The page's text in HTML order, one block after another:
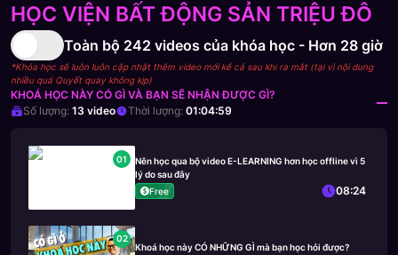
HỌC VIỆN BẤT ĐỘNG SẢN TRIỆU ĐÔ
Toàn bộ 242 videos của khóa học - Hơn 28 giờ
*Khóa học sẽ luôn luôn cập nhật thêm video mới kể cả sau khi ra mắt (tại vì nội dung
nhiều quá Quyết quay không kịp)
KHOÁ HỌC NÀY CÓ GÌ VÀ BẠN SẼ NHẬN ĐƯỢC GÌ?
Số lượng: 13 video Thời lượng: 01:04:59
01
Nên học qua bộ video E-LEARNING hơn học offline vì 5
lý do sau đây
Free
08:24
02
Khoá học này CÓ NHỮNG GÌ mà bạn học hỏi được?